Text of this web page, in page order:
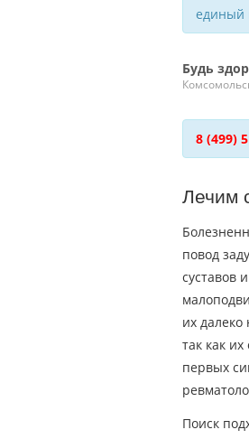
единый
Будь
8 (499)
Лечим
повод
суставов
их
так как
первых
Поиск